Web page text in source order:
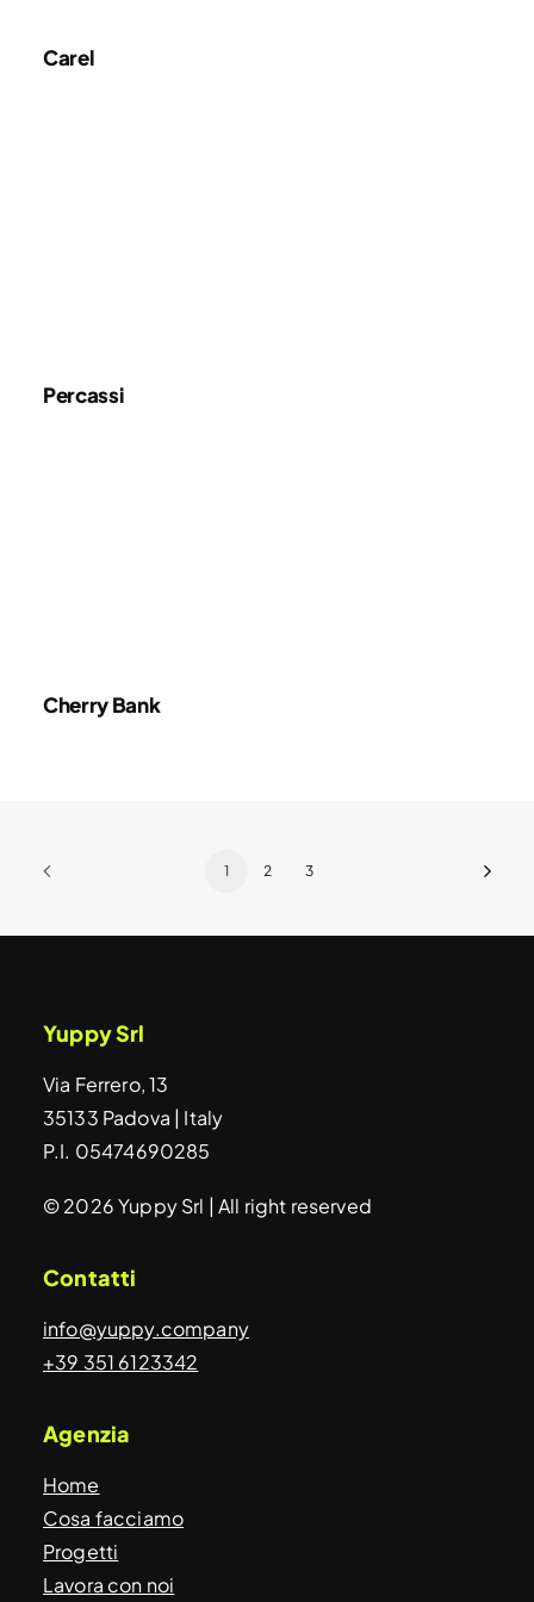
Carel
Percassi
Cherry Bank
1 2 3
Yuppy Srl
Via Ferrero, 13
35133 Padova | Italy
P.I. 05474690285
© 2026 Yuppy Srl | All right reserved
Contatti
info@yuppy.company
+39 351 6123342
Agenzia
Home
Cosa facciamo
Progetti
Lavora con noi